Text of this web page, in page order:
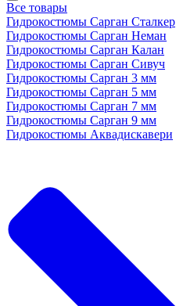
Все товары
Гидрокостюмы Сарган Сталкер
Гидрокостюмы Сарган Неман
Гидрокостюмы Сарган Калан
Гидрокостюмы Сарган Сивуч
Гидрокостюмы Сарган 3 мм
Гидрокостюмы Сарган 5 мм
Гидрокостюмы Сарган 7 мм
Гидрокостюмы Сарган 9 мм
Гидрокостюмы Аквадискавери